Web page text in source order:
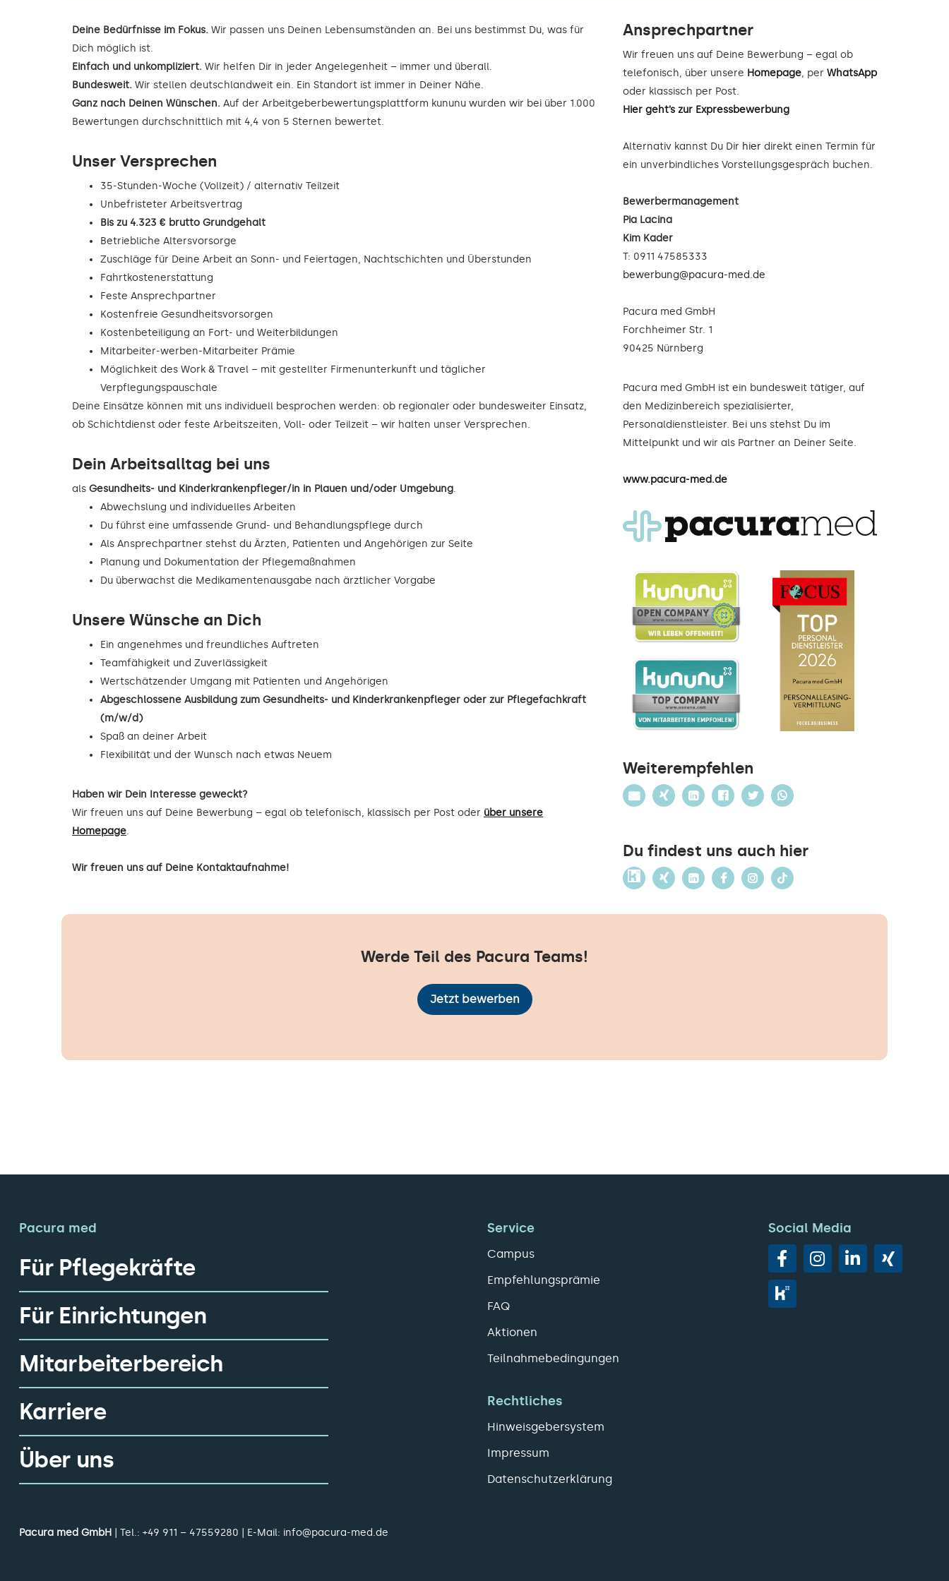
Deine Bedürfnisse im Fokus. Wir passen uns Deinen Lebensumständen an. Bei uns bestimmst Du, was für
Dich möglich ist.
Einfach und unkompliziert. Wir helfen Dir in jeder Angelegenheit – immer und überall.
Bundesweit. Wir stellen deutschlandweit ein. Ein Standort ist immer in Deiner Nähe.
Ganz nach Deinen Wünschen. Auf der Arbeitgeberbewertungsplattform kununu wurden wir bei über 1.000
Bewertungen durchschnittlich mit 4,4 von 5 Sternen bewertet.
Unser Versprechen
35-Stunden-Woche (Vollzeit) / alternativ Teilzeit
Unbefristeter Arbeitsvertrag
Bis zu 4.323 € brutto Grundgehalt
Betriebliche Altersvorsorge
Zuschläge für Deine Arbeit an Sonn- und Feiertagen, Nachtschichten und Überstunden
Fahrtkostenerstattung
Feste Ansprechpartner
Kostenfreie Gesundheitsvorsorgen
Kostenbeteiligung an Fort- und Weiterbildungen
Mitarbeiter-werben-Mitarbeiter Prämie
Möglichkeit des Work & Travel – mit gestellter Firmenunterkunft und täglicher
Verpflegungspauschale
Deine Einsätze können mit uns individuell besprochen werden: ob regionaler oder bundesweiter Einsatz,
ob Schichtdienst oder feste Arbeitszeiten, Voll- oder Teilzeit – wir halten unser Versprechen.
Dein Arbeitsalltag bei uns
als Gesundheits- und Kinderkrankenpfleger/in in Plauen und/oder Umgebung.
Abwechslung und individuelles Arbeiten
Du führst eine umfassende Grund- und Behandlungspflege durch
Als Ansprechpartner stehst du Ärzten, Patienten und Angehörigen zur Seite
Planung und Dokumentation der Pflegemaßnahmen
Du überwachst die Medikamentenausgabe nach ärztlicher Vorgabe
Unsere Wünsche an Dich
Ein angenehmes und freundliches Auftreten
Teamfähigkeit und Zuverlässigkeit
Wertschätzender Umgang mit Patienten und Angehörigen
Abgeschlossene Ausbildung zum Gesundheits- und Kinderkrankenpfleger oder zur Pflegefachkraft
(m/w/d)
Spaß an deiner Arbeit
Flexibilität und der Wunsch nach etwas Neuem
Haben wir Dein Interesse geweckt?
Wir freuen uns auf Deine Bewerbung – egal ob telefonisch, klassisch per Post oder über unsere
Homepage.
Wir freuen uns auf Deine Kontaktaufnahme!
Ansprechpartner
Wir freuen uns auf Deine Bewerbung – egal ob
telefonisch, über unsere Homepage, per WhatsApp
oder klassisch per Post.
Hier geht’s zur Expressbewerbung
Alternativ kannst Du Dir hier direkt einen Termin für
ein unverbindliches Vorstellungsgespräch buchen.
Bewerbermanagement
Pia Lacina
Kim Kader
T: 0911 47585333
bewerbung@pacura-med.de
Pacura med GmbH
Forchheimer Str. 1
90425 Nürnberg
Pacura med GmbH ist ein bundesweit tätiger, auf
den Medizinbereich spezialisierter,
Personaldienstleister. Bei uns stehst Du im
Mittelpunkt und wir als Partner an Deiner Seite.
www.pacura-med.de
Weiterempfehlen
Du findest uns auch hier
Werde Teil des Pacura Teams!
Jetzt bewerben
Pacura med
Für Pflegekräfte
Für Einrichtungen
Mitarbeiterbereich
Karriere
Über uns
Service
Campus
Empfehlungsprämie
FAQ
Aktionen
Teilnahmebedingungen
Rechtliches
Hinweisgebersystem
Impressum
Datenschutzerklärung
Social Media
Pacura med GmbH | Tel.: +49 911 – 47559280 | E-Mail: info@pacura-med.de